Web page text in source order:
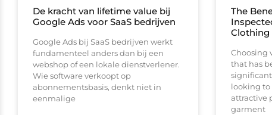
De kracht van lifetime value bij
Google Ads voor SaaS bedrijven
Google Ads bij SaaS bedrijven werkt
fundamenteel anders dan bij een
webshop of een lokale dienstverlener.
Wie software verkoopt op
abonnementsbasis, denkt niet in
eenmalige
The
Clothing
Choosing
that has
looking
attractive
garment